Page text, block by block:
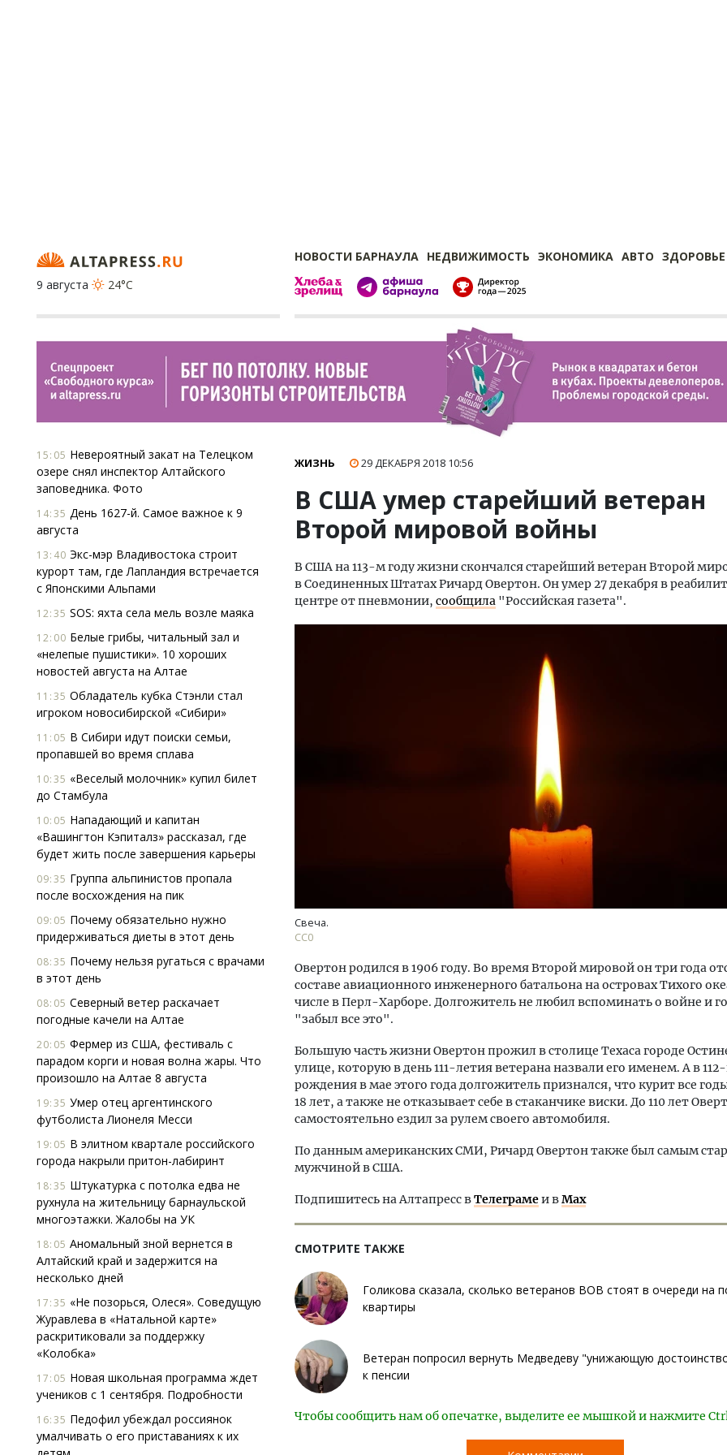
НОВОСТИ БАРНАУЛА НЕДВИЖИМОСТЬ ЭКОНОМИКА АВТО ЗДОРОВЬЕ
9 августа
24°C
15:05 Невероятный закат на Телецком
озере снял инспектор Алтайского
заповедника. Фото
14:35 День 1627-й. Самое важное к 9
августа
13:40 Экс-мэр Владивостока строит
курорт там, где Лапландия встречается
с Японскими Альпами
12:35 SOS: яхта села мель возле маяка
12:00 Белые грибы, читальный зал и
«нелепые пушистики». 10 хороших
новостей августа на Алтае
11:35 Обладатель кубка Стэнли стал
игроком новосибирской «Сибири»
11:05 В Сибири идут поиски семьи,
пропавшей во время сплава
10:35 «Веселый молочник» купил билет
до Стамбула
10:05 Нападающий и капитан
«Вашингтон Кэпиталз» рассказал, где
будет жить после завершения карьеры
09:35 Группа альпинистов пропала
после восхождения на пик
09:05 Почему обязательно нужно
придерживаться диеты в этот день
08:35 Почему нельзя ругаться с врачами
в этот день
08:05 Северный ветер раскачает
погодные качели на Алтае
20:05 Фермер из США, фестиваль с
парадом корги и новая волна жары. Что
произошло на Алтае 8 августа
19:35 Умер отец аргентинского
футболиста Лионеля Месси
19:05 В элитном квартале российского
города накрыли притон-лабиринт
18:35 Штукатурка с потолка едва не
рухнула на жительницу барнаульской
многоэтажки. Жалобы на УК
18:05 Аномальный зной вернется в
Алтайский край и задержится на
несколько дней
17:35 «Не позорься, Олеся». Соведущую
Журавлева в «Натальной карте»
раскритиковали за поддержку
«Колобка»
17:05 Новая школьная программа ждет
учеников с 1 сентября. Подробности
16:35 Педофил убеждал россиянок
умалчивать о его приставаниях к их
ЖИЗНЬ 29 ДЕКАБРЯ 2018 10:56
В США умер старейший ветеран
Второй мировой войны
В США на 113-м году жизни скончался старейший ветеран Второй
в Соединенных Штатах Ричард Овертон. Он умер 27 декабря в
центре от пневмонии, сообщила "Российская газета".
Свеча.
СС0
Овертон родился в 1906 году. Во время Второй мировой он три года
составе авиационного инженерного батальона на островах Тихого
числе в Перл-Харборе. Долгожитель не любил вспоминать о войне и
"забыл все это".
Большую часть жизни Овертон прожил в столице Техаса городе
улице, которую в день 111-летия ветерана назвали его именем. А в
рождения в мае этого года долгожитель признался, что курит все
18 лет, а также не отказывает себе в стаканчике виски. До 110 лет
самостоятельно ездил за рулем своего автомобиля.
По данным американских СМИ, Ричард Овертон также был самым
мужчиной в США.
Подпишитесь на Алтапресс вТелеграмеи вMax
СМОТРИТЕ ТАКЖЕ
Голикова сказала, сколько ветеранов ВОВ стоят в очереди на
квартиры
Ветеран попросил вернуть Медведеву "унижающую
к пенсии
Чтобы сообщить нам об опечатке, выделите ее мышкой и нажмите
Ищем новые берега. Гендиректор
«Жилищной инициативы» Юрий
Гатилов — о том, как девелоперу
Двухуровневые номера и